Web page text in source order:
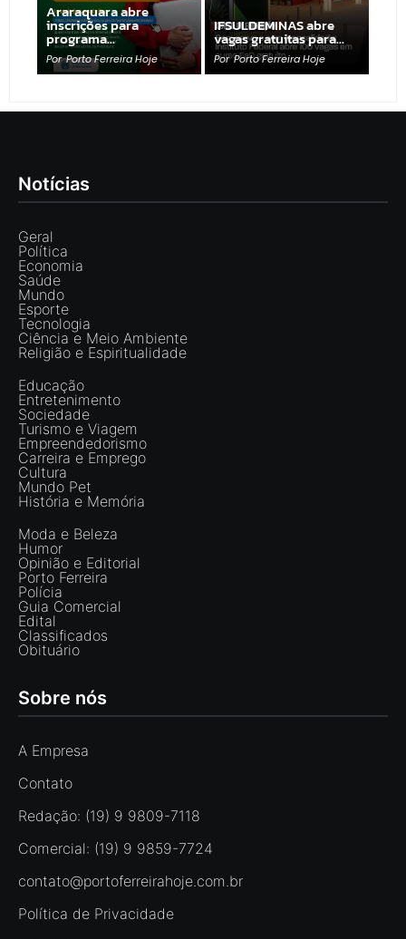
Araraquara abre
inscrições para
programa…
Por Porto Ferreira Hoje
IFSULDEMINAS abre
vagas gratuitas para…
Por Porto Ferreira Hoje
Notícias
Geral
Política
Economia
Saúde
Mundo
Esporte
Tecnologia
Ciência e Meio Ambiente
Religião e Espiritualidade
Educação
Entretenimento
Sociedade
Turismo e Viagem
Empreendedorismo
Carreira e Emprego
Cultura
Mundo Pet
História e Memória
Moda e Beleza
Humor
Opinião e Editorial
Porto Ferreira
Polícia
Guia Comercial
Edital
Classificados
Obituário
Sobre nós
A Empresa
Contato
Redação: (19) 9 9809-7118
Comercial: (19) 9 9859-7724
contato@portoferreirahoje.com.br
Política de Privacidade